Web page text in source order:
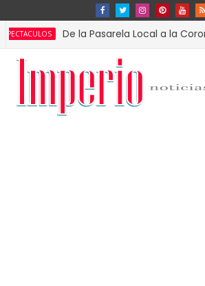
De la Pasarela Local a la Corona